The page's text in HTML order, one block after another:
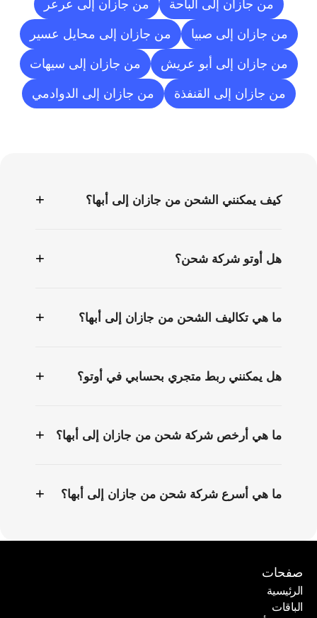
من جازان إلى الباحة من جازان إلى عرعر
من جازان إلى صبيا من جازان إلى محايل عسير
من جازان إلى أبو عريش من جازان إلى سيهات
من جازان إلى القنفذة من جازان إلى الدوادمي
كيف يمكنني الشحن من جازان إلى أبها؟ +
هل أوتو شركة شحن؟ +
ما هي تكاليف الشحن من جازان إلى أبها؟ +
هل يمكنني ربط متجري بحسابي في أوتو؟ +
ما هي أرخص شركة شحن من جازان إلى أبها؟ +
ما هي أسرع شركة شحن من جازان إلى أبها؟ +
صفحات
الرئيسية
الرئيسية
الباقات